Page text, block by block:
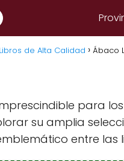
de Alta Calidad Ábaco
para
su amplia
entre las